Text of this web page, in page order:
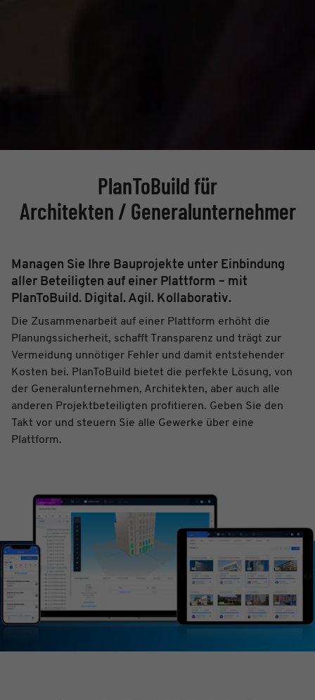
PlanToBuild für
Architekten / Generalunternehmer
Managen Sie Ihre Bauprojekte unter Einbindung
aller Beteiligten auf einer Plattform – mit
PlanToBuild. Digital. Agil. Kollaborativ.
Die Zusammenarbeit auf einer Plattform erhöht die
Planungssicherheit, schafft Transparenz und trägt zur
Vermeidung unnötiger Fehler und damit entstehender
Kosten bei. PlanToBuild bietet die perfekte Lösung, von
der Generalunternehmen, Architekten, aber auch alle
anderen Projektbeteiligten profitieren. Geben Sie den
Takt vor und steuern Sie alle Gewerke über eine
Plattform.